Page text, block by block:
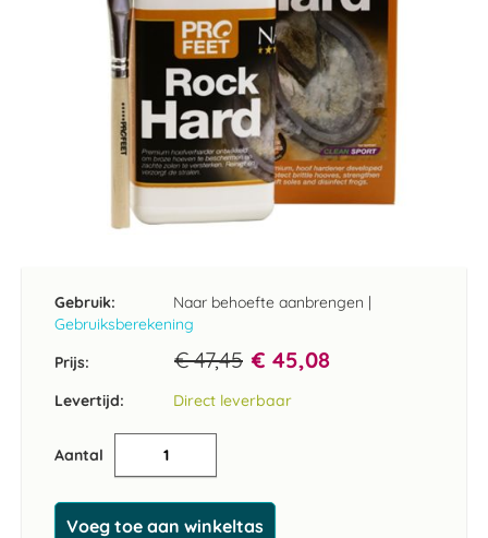
Gebruik: Naar behoefte aanbrengen |
Gebruiksberekening
Prijs:
€ 47,45 € 45,08
Levertijd: Direct leverbaar
Aantal
Voeg toe aan winkeltas
begin
afbeeldingen-
gallerij